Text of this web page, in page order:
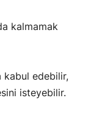
kalmamak
kabul edebilir,
isteyebilir.